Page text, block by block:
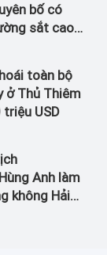
bố có
sắt cao
toàn bộ
ở Thủ Thiêm
USD
Anh làm
không Hải